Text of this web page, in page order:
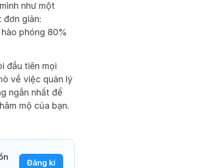
như một
đơn giản:
phóng 80%
đầu tiên mọi
về việc quản lý
ngắn nhất để
mộ của bạn.
Đăng kí